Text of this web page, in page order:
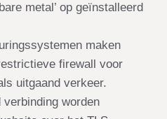
metal’ op geïnstalleerd
maken
firewall voor
uitgaand verkeer.
worden